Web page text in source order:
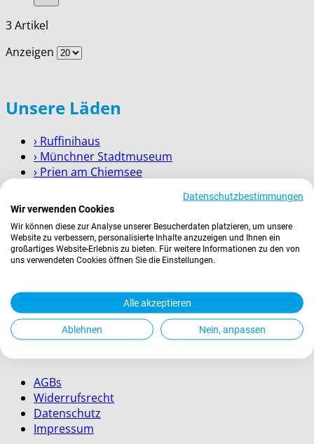
3Artikel
Anzeigen
Unsere Läden
› Ruffinihaus
› Münchner Stadtmuseum
› Prien am Chiemsee
› Berchtesgaden
Wissenswertes
Service für Firmenkunden
AGBs
Widerrufsrecht
Datenschutz
Impressum
Datenschutzbestimmungen
Wir verwenden Cookies
Wir können diese zur Analyse unserer Besucherdaten platzieren, um unsere
Website zu verbessern, personalisierte Inhalte anzuzeigen und Ihnen ein
großartiges Website-Erlebnis zu bieten. Für weitere Informationen zu den von
uns verwendeten Cookies öffnen Sie die Einstellungen.
Alle akzeptieren
Ablehnen Nein, anpassen